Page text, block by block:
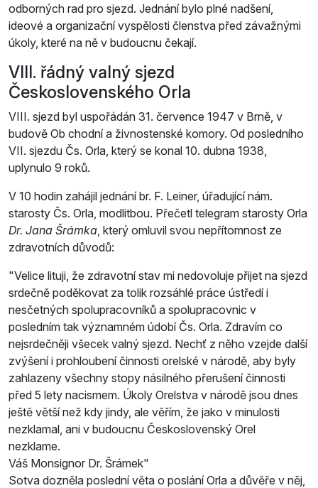
odborných rad pro sjezd. Jednání bylo plné nadšení,
ideové a organizační vyspělosti členstva před závažnými
úkoly, které na ně v budoucnu čekají.
VIII. řádný valný sjezd
Československého Orla
VIII. sjezd byl uspořádán 31. července 1947 v Brně, v
budově Ob­ chodní a živnostenské komory. Od posledního
VII. sjezdu Čs. Orla, který se konal 10. dubna 1938,
uplynulo 9 roků.
V 10 hodin zahájil jednání br. F. Leiner, úřadující nám.
starosty Čs. Orla, modlitbou. Přečetl telegram starosty Orla
Dr. Jana Šrámka , který omluvil svou nepřítomnost ze
zdravotních důvodů:
Velice lituji, že zdravotní stav mi nedovoluje přijet na sjezd
srdečně poděkovat za tolik rozsáhlé práce ústředí i
nesčetných spolupracovníků a spolupracovnic v
posledním tak významném údobí Čs. Orla. Zdravím co
nejsrdečněji všecek valný sjezd. Nechť z něho vzejde další
zvýšení i prohloubení činnosti orelské v národě, aby byly
zahlazeny všechny stopy násilného přerušení činnosti
před 5 lety nacismem. Úkoly Orelstva v národě jsou dnes
ještě větší než kdy jindy, ale věřím, že jako v minulosti
nezklamal, ani v budoucnu Československý Orel
nezklame.
Váš Monsignor Dr. Šrámek
Sotva dozněla poslední věta o poslání Orla a důvěře v něj,